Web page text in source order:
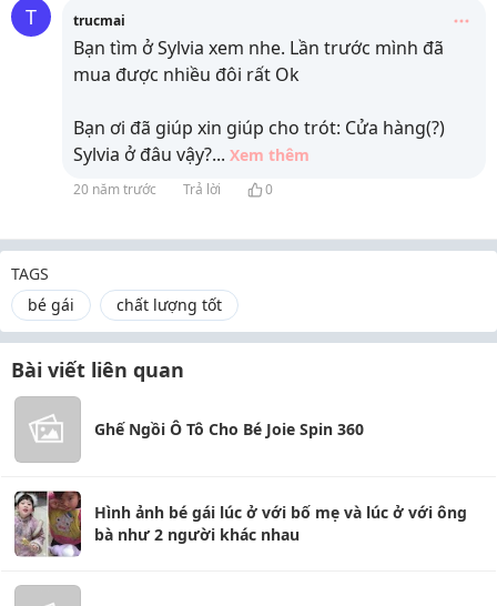
T trucmai
Bạn tìm ở Sylvia xem nhe. Lần trước mình đã
mua được nhiều đôi rất Ok
Bạn ơi đã giúp xin giúp cho trót: Cửa hàng(?)
Sylvia ở đâu vậy?... Xem thêm
20 năm trước Trả lời 0
TAGS
bé gái
chất lượng tốt
Bài viết liên quan
Ghế Ngồi Ô Tô Cho Bé Joie Spin 360
Hình ảnh bé gái lúc ở với bố mẹ và lúc ở với ông
bà như 2 người khác nhau